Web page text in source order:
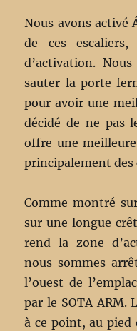
Nous avons activé
de ces
d’activation.
sauter la porte
pour avoir une
décidé de ne pas
offre une
principalement des
Comme montré
sur une longue
rend la zone
nous sommes
l’ouest de
par le SOTA ARM.
à ce point, au pied